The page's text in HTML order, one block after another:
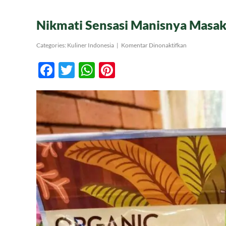
Nikmati Sensasi Manisnya
Categories: Kuliner Indonesia | Komentar Dinonaktifkan
Gula
Facebook
TwitterWhatsApp